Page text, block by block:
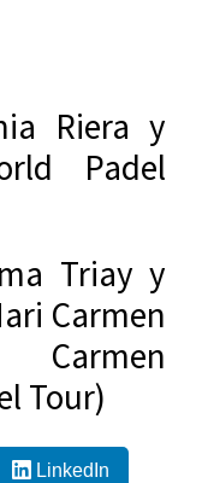
Riera y
Padel
Triay y
Carmen
Tour)
LinkedIn